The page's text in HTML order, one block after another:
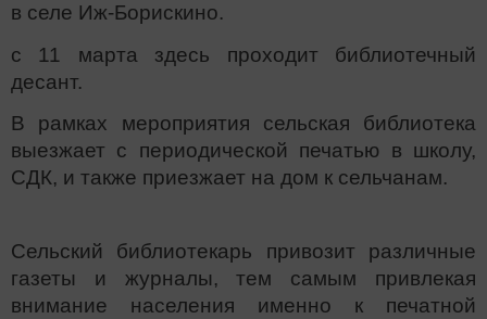
в селе Иж-Борискино.
с 11 марта здесь проходит библиотечный
десант.
В рамках мероприятия сельская библиотека
выезжает с периодической печатью в школу,
СДК, и также приезжает на дом к сельчанам.
Сельский библиотекарь привозит различные
газеты и журналы, тем самым привлекая
внимание населения именно к печатной